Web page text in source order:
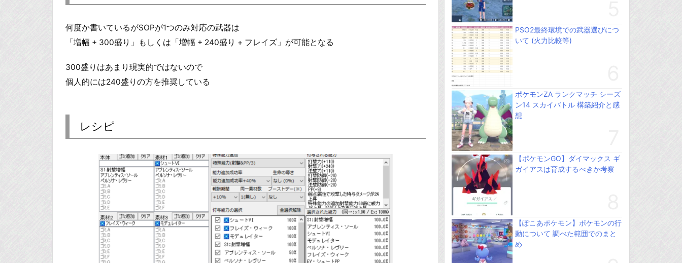
何度か書いているがSOPが1つのみ対応の武器は
「増幅 + 300盛り」もしくは「増幅 + 240盛り + フレイズ」が可能となる
300盛りはあまり現実的ではないので
個人的には240盛りの方を推奨している
レシピ
PSO2最終環境での武器選びにつ
いて (火力比較等)
ポケモンZA ランクマッチ シーズ
ン14 スカイバトル 構築紹介と感
想
【ポケモンGO】ダイマックス ギ
ガイアスは育成するべきか考察
【ぽこあポケモン】ポケモンの行
動について 調べた範囲でのまと
め